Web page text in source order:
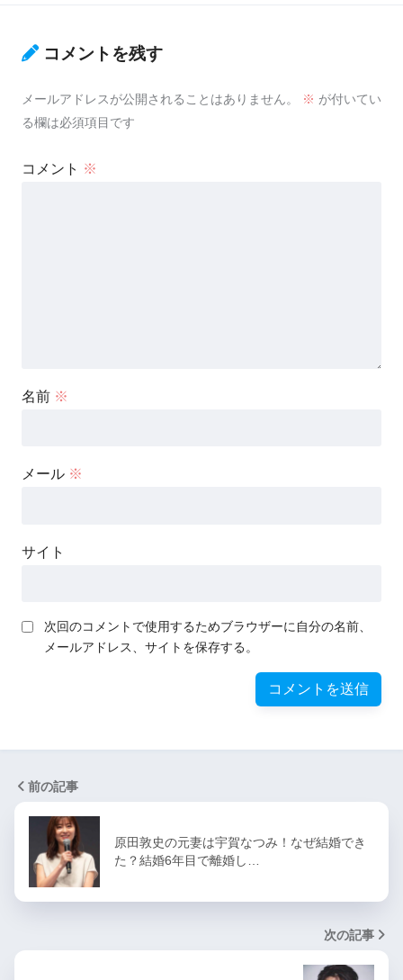
コメントを残す
メールアドレスが公開されることはありません。 ※ が付いてい
る欄は必須項目です
コメント ※
名前 ※
メール ※
サイト
次回のコメントで使用するためブラウザーに自分の名前、
メールアドレス、サイトを保存する。
前の記事
原田敦史の元妻は宇賀なつみ！なぜ結婚でき
た？結婚6年目で離婚し…
次の記事